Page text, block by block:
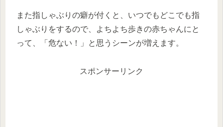
また指しゃぶりの癖が付くと、いつでもどこでも指
しゃぶりをするので、よちよち歩きの赤ちゃんにと
って、「危ない！」と思うシーンが増えます。
スポンサーリンク